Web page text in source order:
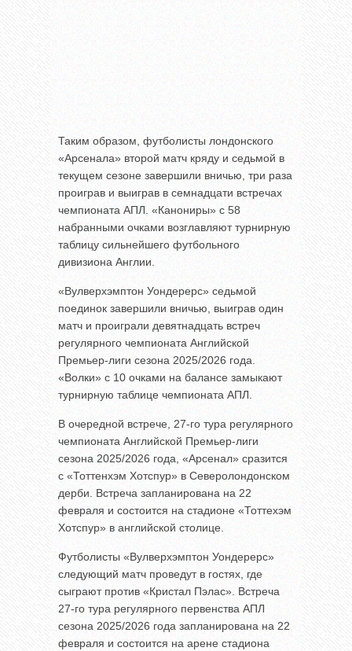
Таким образом, футболисты лондонского
«Арсенала» второй матч кряду и седьмой в
текущем сезоне завершили вничью, три раза
проиграв и выиграв в семнадцати встречах
чемпионата АПЛ. «Канониры» с 58
набранными очками возглавляют турнирную
таблицу сильнейшего футбольного
дивизиона Англии.
«Вулверхэмптон Уондерерс» седьмой
поединок завершили вничью, выиграв один
матч и проиграли девятнадцать встреч
регулярного чемпионата Английской
Премьер-лиги сезона 2025/2026 года.
«Волки» с 10 очками на балансе замыкают
турнирную таблице чемпионата АПЛ.
В очередной встрече, 27-го тура регулярного
чемпионата Английской Премьер-лиги
сезона 2025/2026 года, «Арсенал» сразится
с «Тоттенхэм Хотспур» в Северолондонском
дерби. Встреча запланирована на 22
февраля и состоится на стадионе «Тоттехэм
Хотспур» в английской столице.
Футболисты «Вулверхэмптон Уондерерс»
следующий матч проведут в гостях, где
сыграют против «Кристал Пэлас». Встреча
27-го тура регулярного первенства АПЛ
сезона 2025/2026 года запланирована на 22
февраля и состоится на арене стадиона